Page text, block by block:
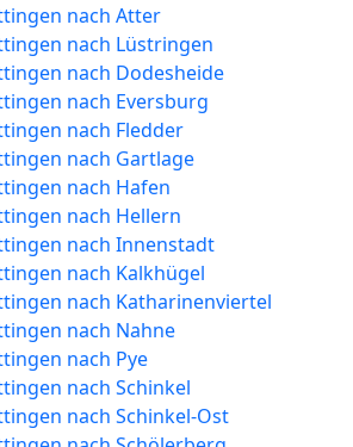
nach Atter
nach Lüstringen
nach Dodesheide
nach Eversburg
nach Fledder
nach Gartlage
nach Hafen
nach Hellern
nach Innenstadt
nach Kalkhügel
nach Katharinenviertel
nach Nahne
nach Pye
nach Schinkel
nach Schinkel-Ost